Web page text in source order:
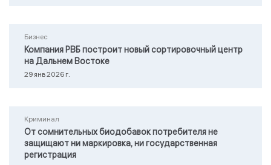
Бизнес
Компания РВБ построит новый сортировочный центр
на Дальнем Востоке
29 янв 2026 г.
Криминал
От сомнительных биодобавок потребителя не
защищают ни маркировка, ни государственная
регистрация